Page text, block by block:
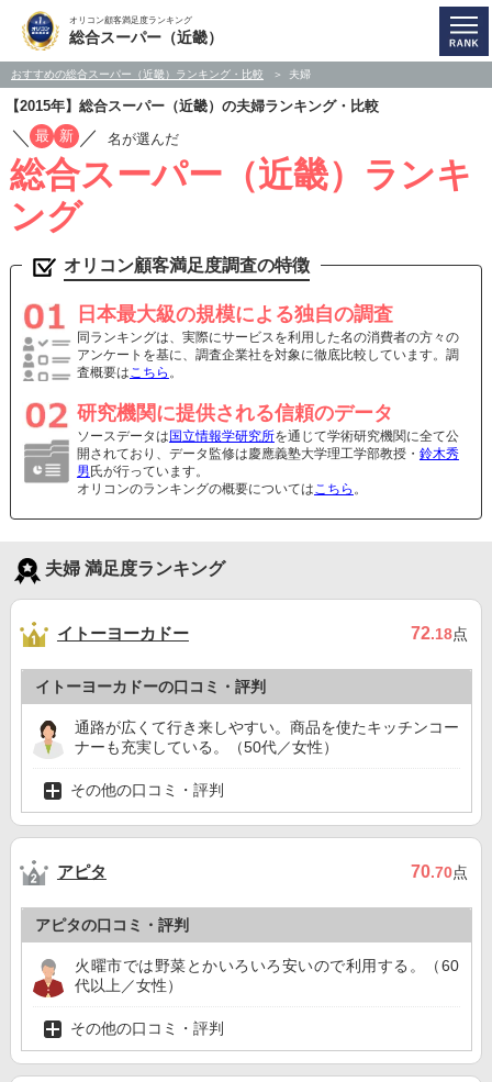
オリコン顧客満足度ランキング
総合スーパー（近畿）
おすすめの総合スーパー（近畿）ランキング・比較 夫婦
【2015年】総合スーパー（近畿）の夫婦ランキング・比較
／ 最 新 ／ 名が選んだ
総合スーパー（近畿）ランキ
ング
オリコン顧客満足度調査の特徴
日本最大級の規模による独自の調査
同ランキングは、実際にサービスを利用した名の消費者の方々の
アンケートを基に、調査企業社を対象に徹底比較しています。調
査概要はこちら 。
研究機関に提供される信頼のデータ
ソースデータは 国立情報学研究所を通じて学術研究機関に全て公
開されており、データ監修は慶應義塾大学理工学部教授・ 鈴木秀
男 氏が行っています。
オリコンのランキングの概要についてはこちら 。
夫婦 満足度ランキング
イトーヨーカドー 72.18点
イトーヨーカドーの口コミ・評判
通路が広くて行き来しやすい。商品を使たキッチンコー
ナーも充実している。（50代／女性）
その他の口コミ・評判
アピタ 70.70点
アピタの口コミ・評判
火曜市では野菜とかいろいろ安いので利用する。（60
代以上／女性）
その他の口コミ・評判